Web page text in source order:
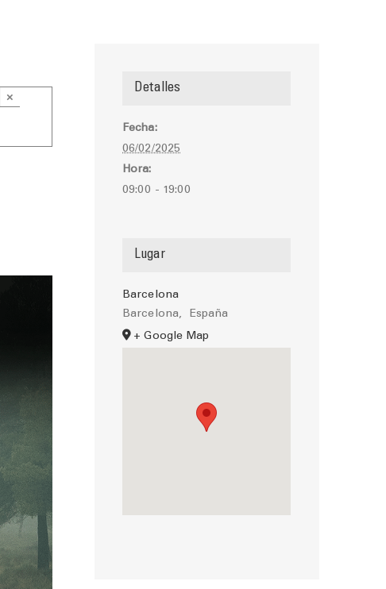
×
Detalles
Fecha:
06/02/2025
Hora:
09:00 - 19:00
Lugar
Barcelona
Barcelona,
España
+ Google Map